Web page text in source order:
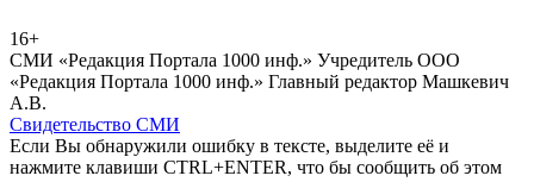
16+
СМИ «Редакция Портала 1000 инф.» Учредитель ООО
«Редакция Портала 1000 инф.» Главный редактор Машкевич
А.В.
Свидетельство СМИ
Если Вы обнаружили ошибку в тексте, выделите её и
нажмите клавиши CTRL+ENTER, что бы сообщить об этом